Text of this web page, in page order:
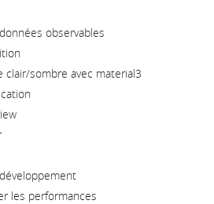
observables
sombre avec material3
les performances